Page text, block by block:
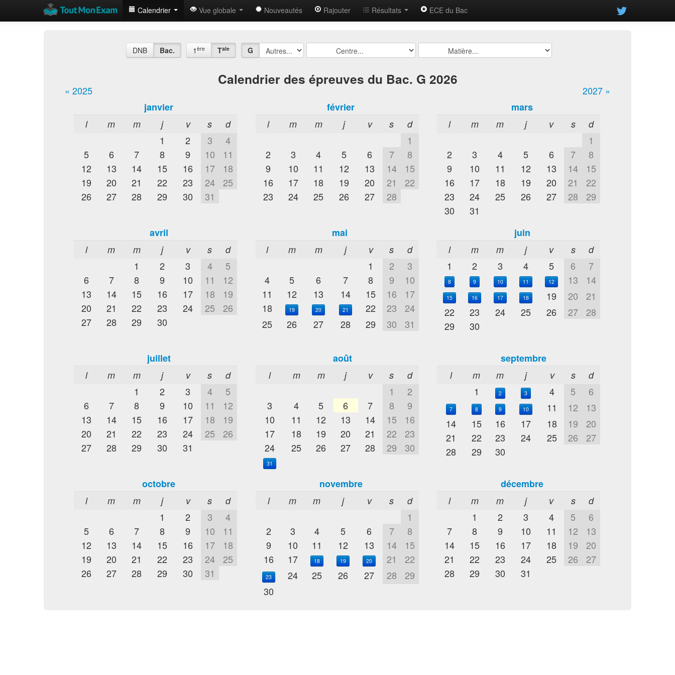
Calendrier Vue globale Nouveautés Rajouter Résultats ECE du Bac
DNB Bac. 1 ère Tale G
Calendrier des épreuves du Bac. G 2026
« 2025
2027 »
janvier
l m m j v s d
1 2 3
4
5
6 7 8 9 10
11
12
13 14 15 16 17
18
19
20 21 22 23 24
25
26
27 28 29 30 31
février
l m m j v s d
1
2
3 4 5 6 7
8
9
10 11 12 13 14
15
16
17 18 19 20 21
22
23
24 25 26 27 28
mars
l m m j v s d
1
2
3 4 5 6 7
8
9
10 11 12 13 14
15
16
17 18 19 20 21
22
23
24 25 26 27 28
29
30
31
avril
l m m j v s d
1 2 3 4
5
6
7 8 9 10 11
12
13
14 15 16 17 18
19
20
21 22 23 24 25
26
27
28 29 30
mai
l m m j v s d
1 2
3
4
5 6 7 8 9
10
11
12 13 14 15 16
17
18
19 20 21 22 23
24
25
26 27 28 29 30 31
juin
l m m j v s d
1 2 3 4 5 6 7
8 9 10 11 12 13 14
15 16 17 18 19 20
21
22
23 24 25 26 27
28
29
30
juillet
l m m j v s d
1 2 3 4
5
6
7 8 9 10 11
12
13
14 15 16 17 18
19
20
21 22 23 24 25
26
27
28 29 30 31
août
l m m j v s d
1
2
3
4 5 6 7 8
9
10
11 12 13 14 15
16
17
18 19 20 21 22
23
24
25 26 27 28 29 30
31
septembre
l m m j v s d
1 2 3 4 5 6
7 8 9 10 11 12
13
14
15 16 17 18 19
20
21
22 23 24 25 26
27
28
29 30
octobre
l m m j v s d
1 2 3
4
5
6 7 8 9 10
11
12
13 14 15 16 17
18
19
20 21 22 23 24
25
26
27 28 29 30 31
novembre
l m m j v s d
1
2
3 4 5 6 7
8
9
10 11 12 13 14
15
16
17 18 19 20 21 22
23 24 25 26 27 28
29
30
décembre
l m m j v s d
1 2 3 4 5
6
7
8 9 10 11 12
13
14
15 16 17 18 19
20
21
22 23 24 25 26
27
28
29 30 31